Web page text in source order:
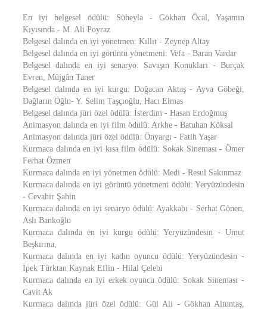
En iyi belgesel ödülü: Süheyla - Gökhan Öcal, Yaşamın
Kıyısında - M. Ali Poyraz
Belgesel dalında en iyi yönetmen: Kıllıt - Zeynep Altay
Belgesel dalında en iyi görüntü yönetmeni: Vefa - Baran Vardar
Belgesel dalında en iyi senaryo: Savaşın Konukları - Burçak
Evren, Müjgân Taner
Belgesel dalında en iyi kurgu: Doğacan Aktaş - Ayva Göbeği,
Dağların Oğlu- Y. Selim Taşçıoğlu, Hacı Elmas
Belgesel dalında jüri özel ödülü: İsterdim - Hasan Erdoğmuş
Animasyon dalında en iyi film ödülü: Arkhe - Batuhan Köksal
Animasyon dalında jüri özel ödülü: Önyargı - Fatih Yaşar
Kurmaca dalında en iyi kısa film ödülü: Sokak Sineması - Ömer
Ferhat Özmen
Kurmaca dalında en iyi yönetmen ödülü: Medi - Resul Sakınmaz
Kurmaca dalında en iyi görüntü yönetmeni ödülü: Yeryüzündesin
- Cevahir Şahin
Kurmaca dalında en iyi senaryo ödülü: Ayakkabı - Serhat Gönen,
Aslı Bankoğlu
Kurmaca dalında en iyi kurgu ödülü: Yeryüzündesin - Umut
Beşkırma,
Kurmaca dalında en iyi kadın oyuncu ödülü: Yeryüzündesin -
İpek Türktan Kaynak Eflin - Hilal Çelebi
Kurmaca dalında en iyi erkek oyuncu ödülü: Sokak Sineması -
Cavit Ak
Kurmaca dalında jüri özel ödülü: Gül Ali - Gökhan Altuntaş,